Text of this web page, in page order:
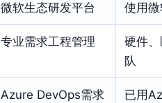
微软生态研发平台 使用
专业需求工程管理
硬件
队
Azure DevOps需求
已用